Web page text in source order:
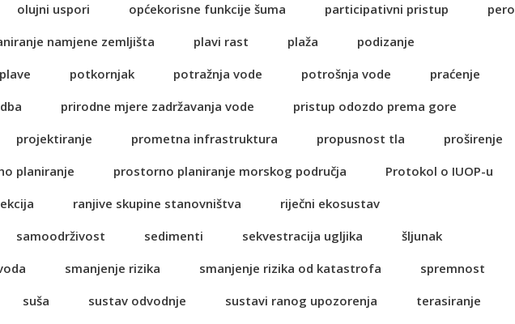
olujni uspori općekorisne funkcije šuma participativni pristup
pero
namjene zemljišta plavi rast plaža
podizanje
potkornjak potražnja vode potrošnja vode
praćenje
prirodne mjere zadržavanja vode
pristup odozdo prema gore
projektiranje prometna infrastruktura propusnost tla
proširenje
planiranje prostorno planiranje morskog područja
Protokol o IUOP-u
ranjive skupine stanovništva
riječni ekosustav
samoodrživost sedimenti sekvestracija ugljika
šljunak
smanjenje rizika smanjenje rizika od katastrofa
spremnost
suša sustav odvodnje sustavi ranog upozorenja
terasiranje